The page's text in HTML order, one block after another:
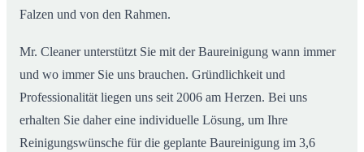
Falzen und von den Rahmen.
Mr. Cleaner unterstützt Sie mit der Baureinigung wann immer
und wo immer Sie uns brauchen. Gründlichkeit und
Professionalität liegen uns seit 2006 am Herzen. Bei uns
erhalten Sie daher eine individuelle Lösung, um Ihre
Reinigungswünsche für die geplante Baureinigung im 3,6